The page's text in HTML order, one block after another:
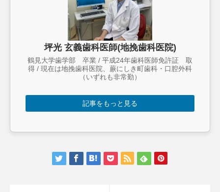
坪光 玄義歯科医師(地挽歯科医院)
鶴見大学歯学部 卒業 / 平成24年歯科医師免許証 取
得 / 現在は地挽歯科医院、蕨にしき町歯科・口腔外科
（いずれも非常勤）
記事をもっと見る